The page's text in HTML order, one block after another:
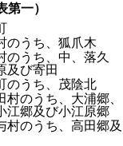
一）
のうち、狐爪木
のうち、中、落久
及び寄田
のうち、茂陰北
のうち、大浦郷、
江郷及び小江原郷
村のうち、高田郷及